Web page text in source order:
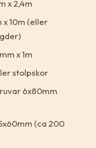
x 2,4m
x 10m (eller
x 1m
stolpskor
6x80mm
(ca 200